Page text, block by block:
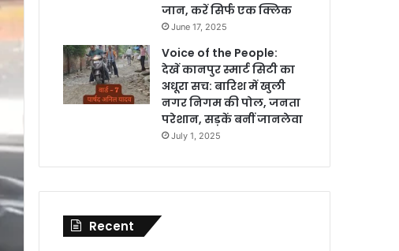
जान, करें सिर्फ एक क्लिक
June 17, 2025
Voice of the People:
देखें कानपुर स्मार्ट सिटी का
अधूरा सच: बारिश में खुली
नगर निगम की पोल, जनता
परेशान, सड़कें बनीं जानलेवा
July 1, 2025
Recent